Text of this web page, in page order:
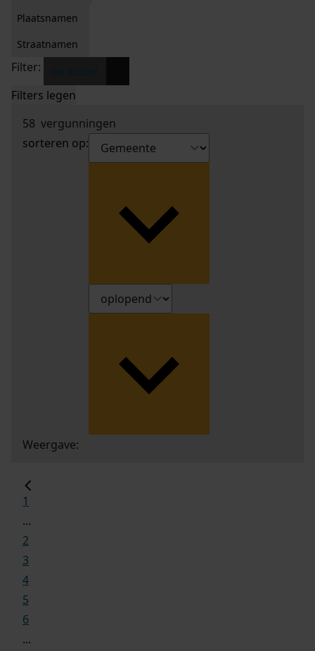
Plaatsnamen
Straatnamen
Filter:
Filters legen
58 vergunningen
sorteren op:
Weergave:
1
...
2
3
4
5
6
...